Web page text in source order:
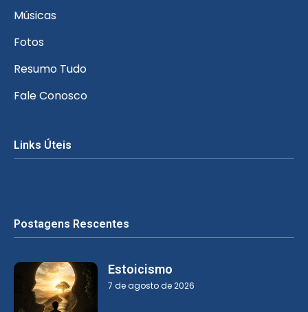
Músicas
Fotos
Resumo Tudo
Fale Conosco
Links Úteis
Postagens Rescentes
Estoicismo
7 de agosto de 2026